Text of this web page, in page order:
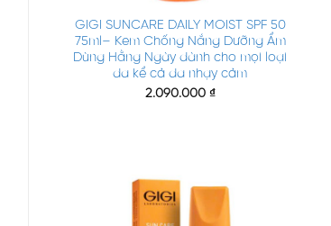
GIGI SUNCARE DAILY MOIST SPF 50
75ml– Kem Chống Nắng Dưỡng Ẩm
Dùng Hằng Ngày dành cho mọi loại
da kể cả da nhạy cảm
2.090.000 ₫